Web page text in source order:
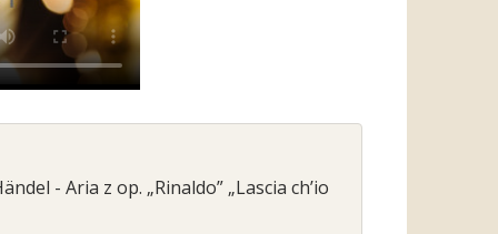
- Aria z op. „Rinaldo” „Lascia ch’io